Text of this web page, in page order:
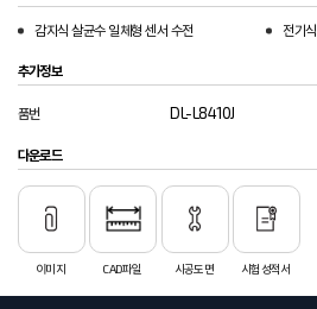
감지식 살균수 일체형 센서 수전 전기식
추가정보
품번 DL-L8410J
다운로드
이미지 CAD파일 시공도면 시험성적서